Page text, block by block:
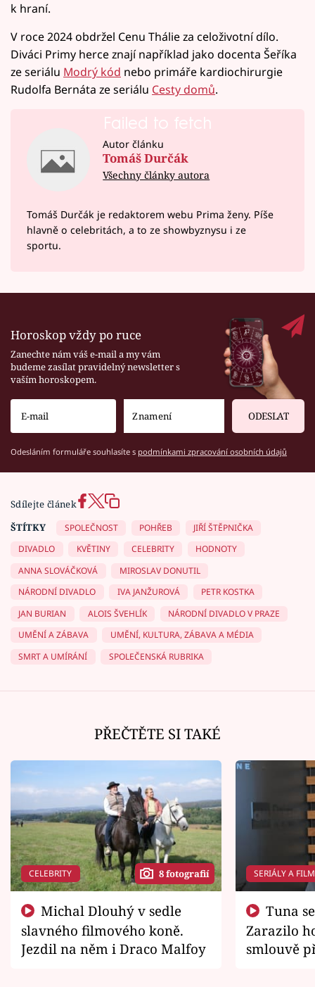
k hraní.
V roce 2024 obdržel Cenu Thálie za celoživotní dílo.
Diváci Primy herce znají například jako docenta Šeříka
ze seriálu Modrý kód nebo primáře kardiochirurgie
Rudolfa Bernáta ze seriálu Cesty domů.
Failed to fetch
Autor článku
Tomáš Durčák
Všechny články autora
Tomáš Durčák je redaktorem webu Prima ženy. Píše
hlavně o celebritách, a to ze showbyznysu i ze
sportu.
Horoskop vždy po ruce
Zanechte nám váš e-mail a my vám
budeme zasílat pravidelný newsletter s
vaším horoskopem.
ODESLAT
Odesláním formuláře souhlasíte s podmínkami zpracování osobních údajů
Sdílejte článek
ŠTÍTKY
SPOLEČNOST POHŘEB
JIŘÍ ŠTĚPNIČKA
DIVADLO
KVĚTINY CELEBRITY
HODNOTY
ANNA SLOVÁČKOVÁ
MIROSLAV DONUTIL
NÁRODNÍ DIVADLO
IVA JANŽUROVÁ
PETR KOSTKA
JAN BURIAN
ALOIS ŠVEHLÍK
NÁRODNÍ DIVADLO V PRAZE
UMĚNÍ A ZÁBAVA
UMĚNÍ, KULTURA, ZÁBAVA A MÉDIA
SMRT A UMÍRÁNÍ
SPOLEČENSKÁ RUBRIKA
PŘEČTĚTE SI TAKÉ
CELEBRITY 8 fotografií
slavného filmového koně.
Jezdil na něm i Draco Malfoy
SERIÁLY A
Zarazilo
smlouvě